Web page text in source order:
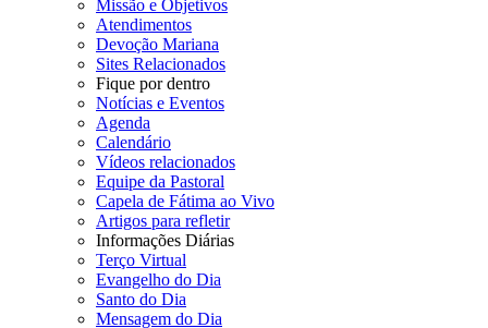
Missão e Objetivos
Atendimentos
Devoção Mariana
Sites Relacionados
Fique por dentro
Notícias e Eventos
Agenda
Calendário
Vídeos relacionados
Equipe da Pastoral
Capela de Fátima ao Vivo
Artigos para refletir
Informações Diárias
Terço Virtual
Evangelho do Dia
Santo do Dia
Mensagem do Dia